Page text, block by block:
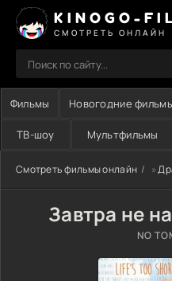
KINOGO-
СМОТРЕТЬ ОНЛАЙН
Фильмы Новогодние
ТВ-шоу Мультфильмы
Смотреть фильмы онлайн »
Завтра не
NO